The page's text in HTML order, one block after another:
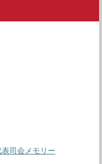
司会メモリー